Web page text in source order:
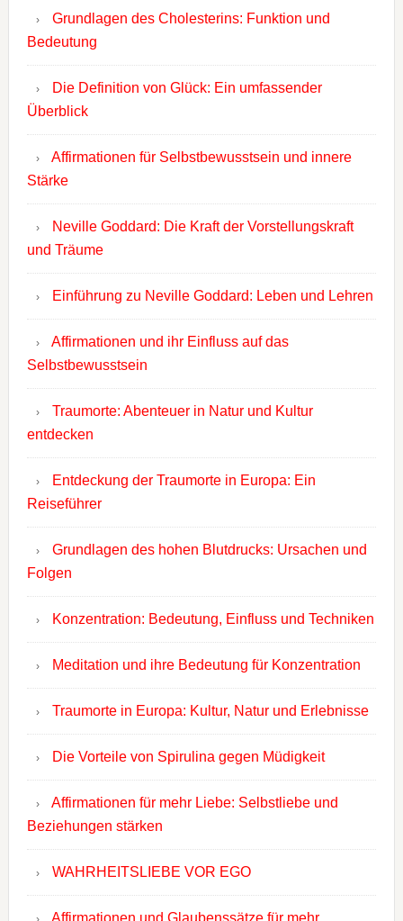
Grundlagen des Cholesterins: Funktion und
Bedeutung
Die Definition von Glück: Ein umfassender
Überblick
Affirmationen für Selbstbewusstsein und innere
Stärke
Neville Goddard: Die Kraft der Vorstellungskraft
und Träume
Einführung zu Neville Goddard: Leben und Lehren
Affirmationen und ihr Einfluss auf das
Selbstbewusstsein
Traumorte: Abenteuer in Natur und Kultur
entdecken
Entdeckung der Traumorte in Europa: Ein
Reiseführer
Grundlagen des hohen Blutdrucks: Ursachen und
Folgen
Konzentration: Bedeutung, Einfluss und Techniken
Meditation und ihre Bedeutung für Konzentration
Traumorte in Europa: Kultur, Natur und Erlebnisse
Die Vorteile von Spirulina gegen Müdigkeit
Affirmationen für mehr Liebe: Selbstliebe und
Beziehungen stärken
WAHRHEITSLIEBE VOR EGO